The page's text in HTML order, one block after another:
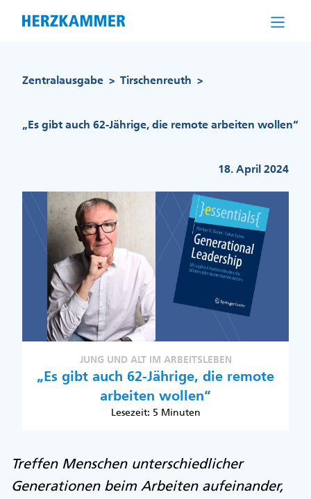
Zentralausgabe > Tirschenreuth >
„Es gibt auch 62-Jährige, die remote arbeiten wollen“
18. April 2024
JUNG UND ALT IM ARBEITSLEBEN
„Es gibt auch 62-Jährige, die remote
arbeiten wollen“
Lesezeit: 5 Minuten
Treffen Menschen unterschiedlicher
Generationen beim Arbeiten aufeinander,